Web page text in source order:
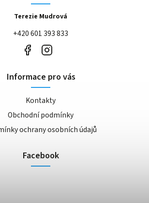
Terezie Mudrová
+420 601 393 833
Informace pro vás
Kontakty
Obchodní podmínky
ochrany osobních údajů
Facebook